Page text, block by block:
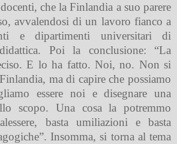
che la Finlandia a suo parere
avvalendosi di un lavoro fianco a
e dipartimenti universitari di
Poi la conclusione: “La
E lo ha fatto. Noi, no. Non si
ma di capire che possiamo
essere noi e disegnare una
scopo. Una cosa la potremmo
basta umiliazioni e basta
Insomma, si torna al tema